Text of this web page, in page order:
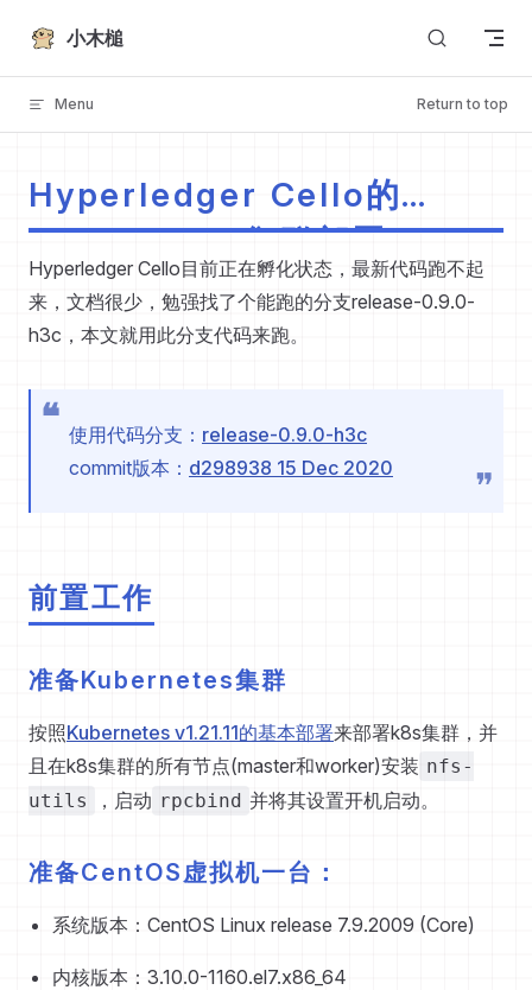
Skip to content
小木槌
Menu Return to top
Hyperledger Cello的
Kubernetes集群部署
Hyperledger Cello目前正在孵化状态，最新代码跑不起
来，文档很少，勉强找了个能跑的分支release-0.9.0-
h3c，本文就用此分支代码来跑。
使用代码分支： release-0.9.0-h3c
commit版本： d298938 15 Dec 2020
前置工作
准备Kubernetes集群
按照Kubernetes v1.21.11的基本部署来部署k8s集群，并
且在k8s集群的所有节点(master和worker)安装 nfs-
utils
，启动 rpcbind 并将其设置开机启动。
准备CentOS虚拟机一台：
系统版本：CentOS Linux release 7.9.2009 (Core)
内核版本：3.10.0-1160.el7.x86_64